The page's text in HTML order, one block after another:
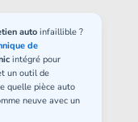
autoinfaillible ?
de
intégré pour
un outil de
quelle pièce auto
neuve avec un